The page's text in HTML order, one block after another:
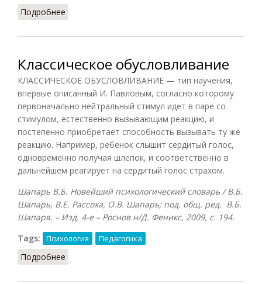
Подробнее
Классическое обусловливание
КЛАССИЧЕСКОЕ ОБУСЛОВЛИВАНИЕ — тип научения,
впервые описанный И. Павловым, согласно которому
первоначально нейтральный стимул идет в паре со
стимулом, естественно вызывающим реакцию, и
постепенно приобретает способность вызывать ту же
реакцию. Например, ребенок слышит сердитый голос,
одновременно получая шлепок, и соответственно в
дальнейшем реагирует на сердитый голос страхом.
Шапарь В.Б. Новейший психологический словарь / В.Б.
Шапарь, В.Е. Рассоха, О.В. Шапарь; под. общ. ред. В.Б.
Шапаря. – Изд. 4-е – Роснов н/Д. Феникс, 2009, с. 194.
Tags:
Психология Педагогика
Подробнее